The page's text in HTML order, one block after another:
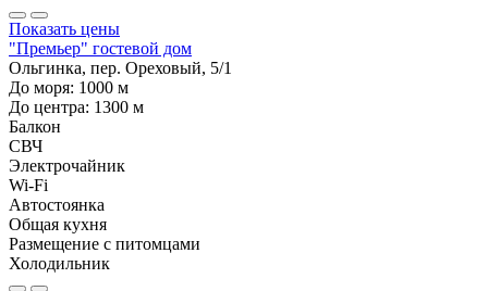
Показать цены
"Премьер" гостевой дом
Ольгинка, пер. Ореховый, 5/1
До моря: 1000 м
До центра: 1300 м
Балкон
СВЧ
Электрочайник
Wi-Fi
Автостоянка
Общая кухня
Размещение с питомцами
Холодильник